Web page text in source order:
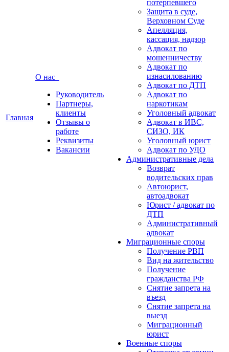
Главная
О нас
Руководитель
Партнеры,
клиенты
Отзывы о
работе
Реквизиты
Вакансии
потерпевшего
Защита в суде,
Верховном Суде
Апелляция,
кассация, надзор
Адвокат по
мошенничеству
Адвокат по
изнасилованию
Адвокат по ДТП
Адвокат по
наркотикам
Уголовный адвокат
Адвокат в ИВС,
СИЗО, ИК
Уголовный юрист
Адвокат по УДО
Административные дела
Возврат
водительских прав
Автоюрист,
автоадвокат
Юрист / адвокат по
ДТП
Административный
адвокат
Миграционные споры
Получение РВП
Вид на жительство
Получение
гражданства РФ
Снятие запрета на
въезд
Снятие запрета на
выезд
Миграционный
юрист
Военные споры